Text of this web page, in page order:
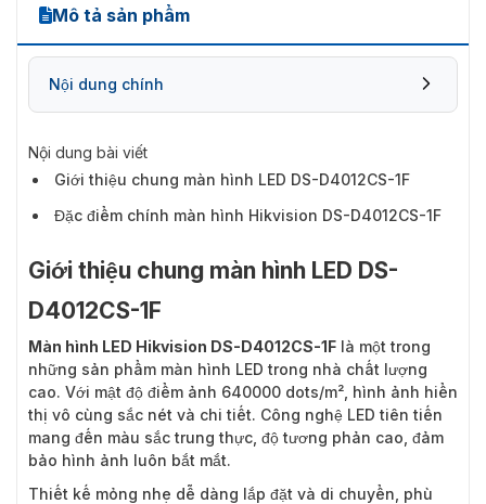
Mô tả sản phẩm
Nội dung chính
Nội dung bài viết
Giới thiệu chung màn hình LED DS-D4012CS-1F
Đặc điểm chính màn hình Hikvision DS-D4012CS-1F
Giới thiệu chung màn hình LED DS-
D4012CS-1F
Màn hình LED Hikvision DS-D4012CS-1F là một trong
những sản phẩm màn hình LED trong nhà chất lượng
cao. Với mật độ điểm ảnh 640000 dots/m², hình ảnh hiển
thị vô cùng sắc nét và chi tiết. Công nghệ LED tiên tiến
mang đến màu sắc trung thực, độ tương phản cao, đảm
bảo hình ảnh luôn bắt mắt.
Thiết kế mỏng nhẹ dễ dàng lắp đặt và di chuyển, phù